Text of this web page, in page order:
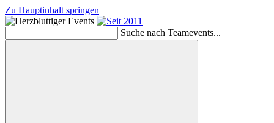
Zu Hauptinhalt springen
Suche nach Teamevents...